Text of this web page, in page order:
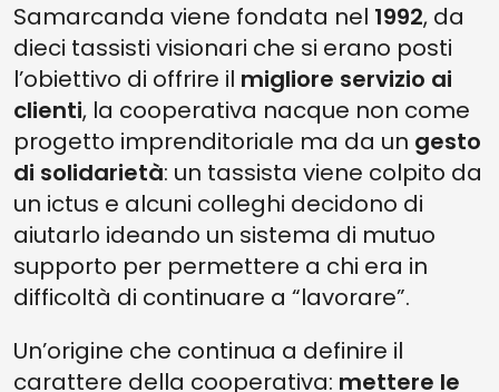
Samarcanda viene fondata nel 1992, da
dieci tassisti visionari che si erano posti
l’obiettivo di offrire il migliore servizio ai
clienti, la cooperativa nacque non come
progetto imprenditoriale ma da un gesto
di solidarietà: un tassista viene colpito da
un ictus e alcuni colleghi decidono di
aiutarlo ideando un sistema di mutuo
supporto per permettere a chi era in
difficoltà di continuare a “lavorare”.
Un’origine che continua a definire il
carattere della cooperativa: mettere le